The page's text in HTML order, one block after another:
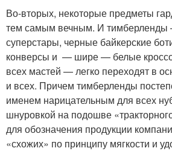
Во-вторых, некоторые предметы
тем самым вечным. И тимберленды
суперстары, черные байкерские
конверсы и — шире — белые
всех мастей — легко переходят в
и всех. Причем тимберленды
именем нарицательным для всех
шнуровкой на подошве
для обозначения продукции
«схожих» по принципу мягкости и